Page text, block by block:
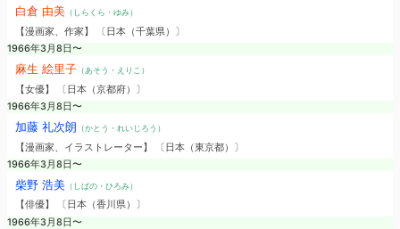
白倉 由美（しらくら・ゆみ）
【漫画家、作家】 〔日本（千葉県）〕
1966年3月8日〜
麻生 絵里子（あそう・えりこ）
【女優】 〔日本（京都府）〕
1966年3月8日〜
加藤 礼次朗 （かとう・れいじろう）
【漫画家、イラストレーター】 〔日本（東京都）〕
1966年3月8日〜
柴野 浩美（しばの・ひろみ）
【俳優】 〔日本（香川県）〕
1966年3月8日〜